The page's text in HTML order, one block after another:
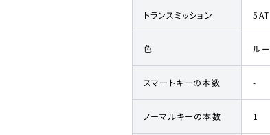
トランスミッション 5AT
色 ル
スマートキーの本数 -
ノーマルキーの本数 1